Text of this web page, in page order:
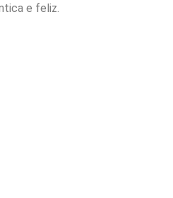
e feliz.